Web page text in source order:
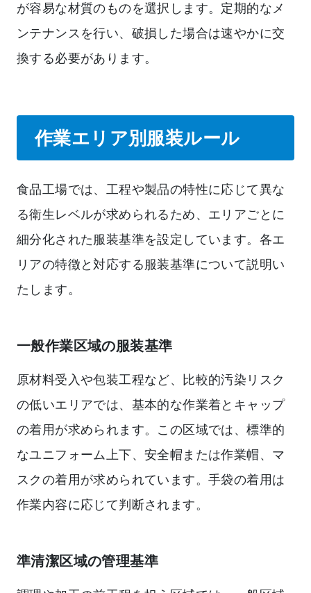
が容易な材質のものを選択します。定期的なメ
ンテナンスを行い、破損した場合は速やかに交
換する必要があります。
作業エリア別服装ルール
食品工場では、工程や製品の特性に応じて異な
る衛生レベルが求められるため、エリアごとに
細分化された服装基準を設定しています。各エ
リアの特徴と対応する服装基準について説明い
たします。
一般作業区域の服装基準
原材料受入や包装工程など、比較的汚染リスク
の低いエリアでは、基本的な作業着とキャップ
の着用が求められます。この区域では、標準的
なユニフォーム上下、安全帽または作業帽、マ
スクの着用が求められています。手袋の着用は
作業内容に応じて判断されます。
準清潔区域の管理基準